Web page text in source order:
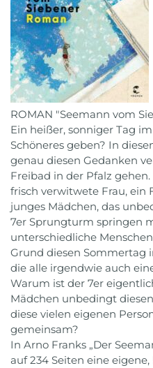
ROMAN "Seemann vom
Ein heißer, sonniger Tag
Schöneres geben? In
genau diesen Gedanken
Freibad in der Pfalz
frisch verwitwete Frau, ein
junges Mädchen, das
7er Sprungturm springen
unterschiedliche
Grund diesen Sommertag
die alle irgendwie auch
Warum ist der 7er
Mädchen unbedingt
diese vielen eigenen
gemeinsam?
In Arno Franks „Der
auf 234 Seiten eine